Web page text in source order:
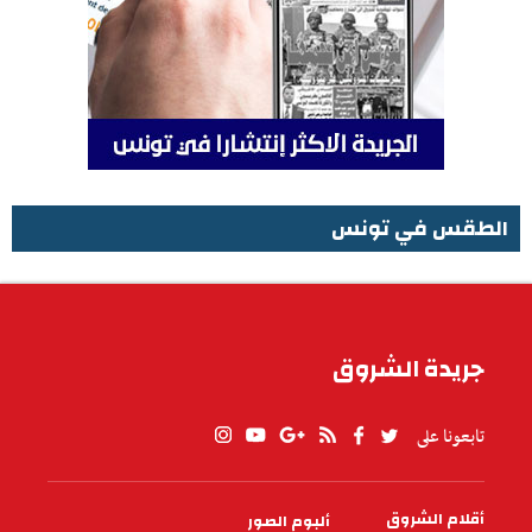
الطقس في تونس
جريدة الشروق
تابعونا على
PIED
أقلام الشروق ألبوم الصور